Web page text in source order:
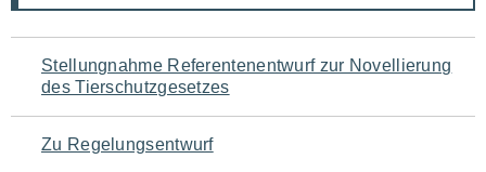
Navigation
für
den
Stellungnahme Referentenentwurf zur Novellierung
des Tierschutzgesetzes
Zu Regelungsentwurf